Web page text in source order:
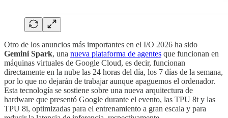
Otro de los anuncios más importantes en el I/O 2026 ha sido
Gemini Spark, una nueva plataforma de agentes que funcionan en
máquinas virtuales de Google Cloud, es decir, funcionan
directamente en la nube las 24 horas del día, los 7 días de la semana,
por lo que no dejarán de trabajar aunque apaguemos el ordenador.
Esta tecnología se sostiene sobre una nueva arquitectura de
hardware que presentó Google durante el evento, las TPU 8t y las
TPU 8i, optimizadas para el entrenamiento a gran escala y para